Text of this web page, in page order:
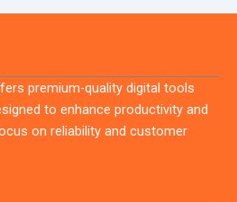
premium-quality digital tools
to enhance productivity and
on reliability and customer